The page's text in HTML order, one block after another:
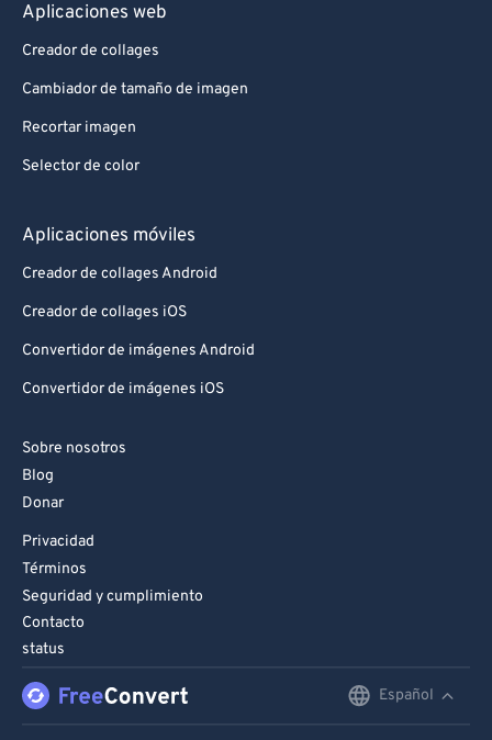
Aplicaciones web
Creador de collages
Cambiador de tamaño de imagen
Recortar imagen
Selector de color
Aplicaciones móviles
Creador de collages Android
Creador de collages iOS
Convertidor de imágenes Android
Convertidor de imágenes iOS
Sobre nosotros
Blog
Donar
Privacidad
Términos
Seguridad y cumplimiento
Contacto
status
Español